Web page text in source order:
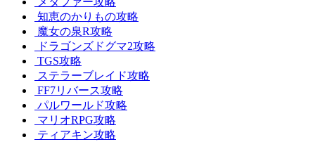
知恵のかりもの攻略
魔女の泉R攻略
ドラゴンズドグマ2攻略
TGS攻略
ステラーブレイド攻略
FF7リバース攻略
パルワールド攻略
マリオRPG攻略
ティアキン攻略